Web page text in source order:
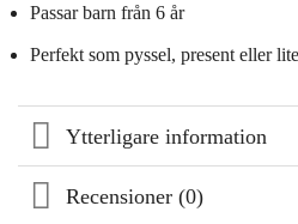
Passar barn från 6 år
Perfekt som pyssel, present eller
Ytterligare information
Recensioner (0)